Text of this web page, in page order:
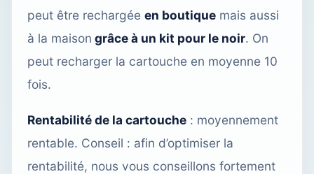
peut être rechargée en boutique mais aussi
à la maison grâce à un kit pour le noir. On
peut recharger la cartouche en moyenne 10
fois.
Rentabilité de la cartouche : moyennement
rentable. Conseil : afin d’optimiser la
rentabilité, nous vous conseillons fortement